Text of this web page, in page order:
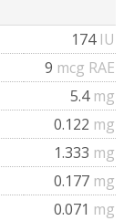
174 IU
9 mcg RAE
5.4 mg
0.122 mg
1.333 mg
0.177 mg
0.071 mg